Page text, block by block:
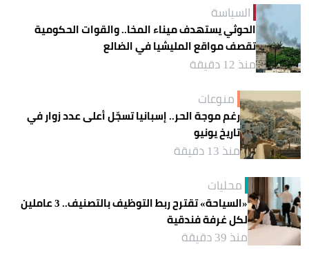
السياسة
الحوثي يستهدف ميناء المخا.. والقوات الحكومية
تقصف مواقع المليشيا في الضالع
منذ 12 دقيقة
منوعات
رغم موجة الحر.. إسبانيا تسجّل أعلى عدد زوار في
تاريخ يونيو
منذ 13 دقيقة
محليات
«السياحة» تقترح ربط التوظيف بالتصنيف.. 3 عاملين
لكل غرفة فندقية
منذ 39 دقيقة